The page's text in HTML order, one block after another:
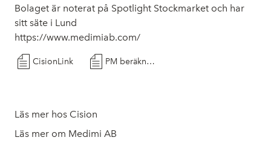
Bolaget är noterat på Spotlight Stockmarket och har
sitt säte i Lund
https://www.medimiab.com/
CisionLink PM beräkningsperiod för utnyttjandekurs i TO5 (220505)
Läs mer hos Cision
Läs mer om Medimi AB